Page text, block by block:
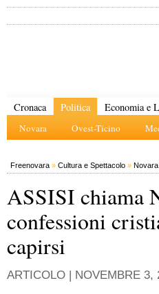
Cronaca Politica
Novara Ovest-Ticino
Economia e
Freenovara » Cultura e Spettacolo » Novara
ASSISI chiama
confessioni
capirsi
ARTICOLO | NOVEMBRE 3,